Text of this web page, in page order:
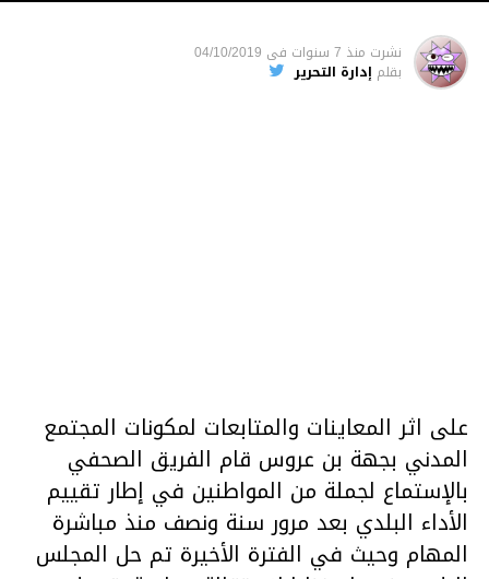
نشرت منذ 7 سنوات فى 04/10/2019
بقلم إدارة التحرير
على اثر المعاينات والمتابعات لمكونات المجتمع
المدني بجهة بن عروس قام الفريق الصحفي
بالإستماع لجملة من المواطنين في إطار تقييم
الأداء البلدي بعد مرور سنة ونصف منذ مباشرة
المهام وحيث في الفترة الأخيرة تم حل المجلس